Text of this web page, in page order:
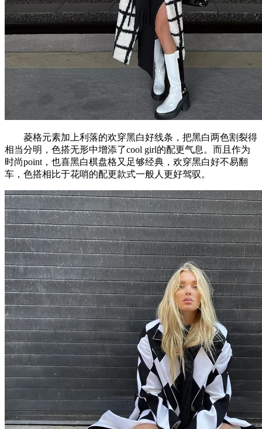
菱格元素加上利落的欢穿黑白好线条，把黑白两色割裂得
相当分明，色搭无形中增添了cool girl的配更气息。而且作为
时尚point，也喜黑白棋盘格又足够经典，欢穿黑白好不易翻
车，色搭相比于花哨的配更款式一般人更好驾驭。